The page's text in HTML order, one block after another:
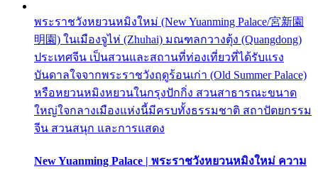
พระราชวังหยวนหมิงใหม่ (New Yuanming Palace/宮新園
明園) ในเมืองจูไห่ (Zhuhai) มณฑลกวางตุ้ง (Quangdong)
ประเทศจีน เป็นสวนและสถานที่ท่องเที่ยวที่ได้รับแรง
บันดาลใจจากพระราชวังฤดูร้อนเก่า (Old Summer Palace)
หรือหยวนหมิงหยวนในกรุงปักกิ่ง สวนสาธารณะขนาด
ใหญ่ใจกลางเมืองแห่งนี้มีครบทั้งธรรมชาติ สถาปัตยกรรม
จีน สวนสนุก และการแสดง
New Yuanming Palace | พระราชวังหยวนหมิงใหม่ ความ